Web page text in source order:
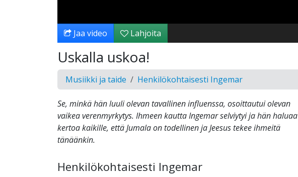
Jaa video Lahjoita
Uskalla uskoa!
Musiikki ja taide Henkilökohtaisesti Ingemar
Se, minkä hän luuli olevan tavallinen influenssa, osoittautui olevan
vaikea verenmyrkytys. Ihmeen kautta Ingemar selviytyi ja hän haluaa
kertoa kaikille, että Jumala on todellinen ja Jeesus tekee ihmeitä
tänäänkin.
Henkilökohtaisesti Ingemar